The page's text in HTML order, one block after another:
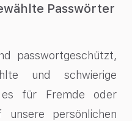
Passwörter
passwortgeschützt,
und schwierige
für Fremde oder
unsere persönlichen